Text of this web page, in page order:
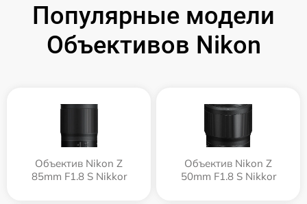
Популярные модели
Объективов Nikon
Объектив Nikon Z
85mm F1.8 S Nikkor
Объектив Nikon Z
50mm F1.8 S Nikkor